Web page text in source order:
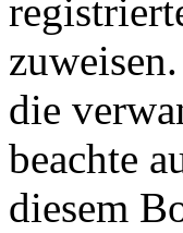
die
beachte
diesem